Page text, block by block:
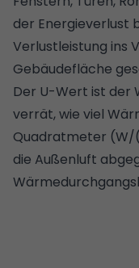
der Energieverlust
Verlustleistung ins
Gebäudefläche
Der U-Wert ist der
verrät, wie viel
Quadratmeter (W/
die Außenluft